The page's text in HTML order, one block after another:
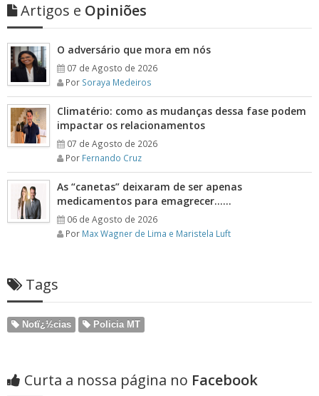
Artigos e Opiniões
O adversário que mora em nós
07 de Agosto de 2026
Por Soraya Medeiros
Climatério: como as mudanças dessa fase podem
impactar os relacionamentos
07 de Agosto de 2026
Por Fernando Cruz
As “canetas” deixaram de ser apenas
medicamentos para emagrecer……
06 de Agosto de 2026
Por Max Wagner de Lima e Maristela Luft
Tags
Notï¿½cias Policia MT
Curta a nossa página no Facebook